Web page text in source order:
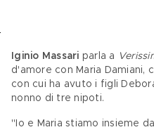
Iginio Massari parla a
d'amore con Maria Damiani,
con cui ha avuto i figli
nonno di tre nipoti.
"Io e Maria stiamo insieme